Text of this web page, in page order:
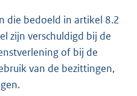
die bedoeld in artikel 8.2
zijn verschuldigd bij de
of bij de
van de bezittingen,